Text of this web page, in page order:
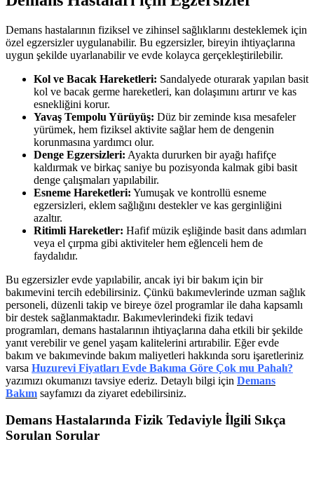
Demans hastalarının fiziksel ve zihinsel sağlıklarını desteklemek için
özel egzersizler uygulanabilir. Bu egzersizler, bireyin ihtiyaçlarına
uygun şekilde uyarlanabilir ve evde kolayca gerçekleştirilebilir.
Kol ve Bacak Hareketleri: Sandalyede oturarak yapılan basit
kol ve bacak germe hareketleri, kan dolaşımını artırır ve kas
esnekliğini korur.
Yavaş Tempolu Yürüyüş: Düz bir zeminde kısa mesafeler
yürümek, hem fiziksel aktivite sağlar hem de dengenin
korunmasına yardımcı olur.
Denge Egzersizleri: Ayakta dururken bir ayağı hafifçe
kaldırmak ve birkaç saniye bu pozisyonda kalmak gibi basit
denge çalışmaları yapılabilir.
Esneme Hareketleri: Yumuşak ve kontrollü esneme
egzersizleri, eklem sağlığını destekler ve kas gerginliğini
azaltır.
Ritimli Hareketler: Hafif müzik eşliğinde basit dans adımları
veya el çırpma gibi aktiviteler hem eğlenceli hem de
faydalıdır.
Bu egzersizler evde yapılabilir, ancak iyi bir bakım için bir
bakımevini tercih edebilirsiniz. Çünkü bakımevlerinde uzman sağlık
personeli, düzenli takip ve bireye özel programlar ile daha kapsamlı
bir destek sağlanmaktadır. Bakımevlerindeki fizik tedavi
programları, demans hastalarının ihtiyaçlarına daha etkili bir şekilde
yanıt verebilir ve genel yaşam kalitelerini artırabilir. Eğer evde
bakım ve bakımevinde bakım maliyetleri hakkında soru işaretleriniz
varsa Huzurevi Fiyatları Evde Bakıma Göre Çok mu Pahalı?
yazımızı okumanızı tavsiye ederiz. Detaylı bilgi için Demans
Bakım sayfamızı da ziyaret edebilirsiniz.
Demans Hastalarında Fizik Tedaviyle İlgili Sıkça
Sorulan Sorular